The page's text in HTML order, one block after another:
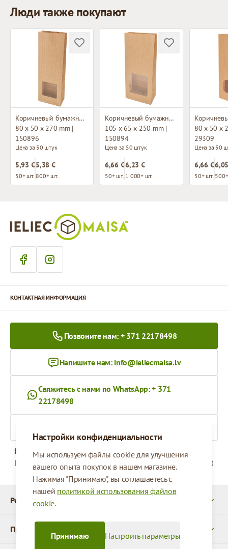
Люди также покупают
Коричневый бумажный мешок с окном и плоским основанием
80 x 50 x 270 mm |
150896
Цена за 50 штук
5,93 €
50+ шт.
5,38 €
800+ шт.
Коричневый бумажный мешок с окном и плоским основанием
105 x 65 x 250 mm |
150894
Цена за 50 штук
6,66 €
50+ шт.
6,23 €
1 000+ шт.
80 x 50 x
29309
Цена за 50
6,66 €
50+ шт.
Настройки конфиденциальности
Мы используем файлы cookie для улучшения
вашего опыта покупок в нашем магазине.
Нажимая "Принимаю", вы соглашаетесь с
нашей политикой использования файлов
cookie.
Настроить параметры
Принимаю
Реквизиты
Продукты
КОНТАКТНАЯ ИНФОРМАЦИЯ
Позвоните нам: + 371 22178498
Напишите нам: info@ieliecmaisa.lv
Свяжитесь с нами по WhatsApp: + 371
22178498
Рабочее время
Понедельник - Пятница
09:00 - 17:00